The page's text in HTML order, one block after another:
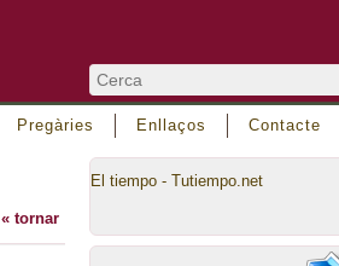
Pregàries Enllaços Contacte
« tornar
El tiempo - Tutiempo.net